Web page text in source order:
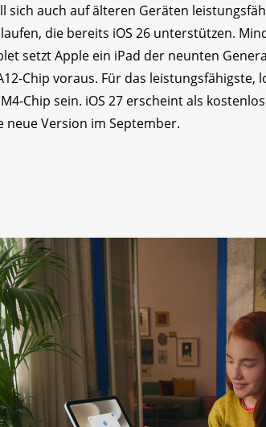
sich auch auf älteren Geräten
die bereits iOS 26 unterstützen.
setzt Apple ein iPad der neunten
Chip voraus. Für das leistungsfähigste,
Chip sein. iOS 27 erscheint als
neue Version im September.